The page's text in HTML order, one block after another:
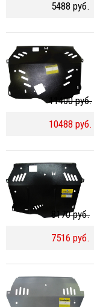
5488 руб.
11400 руб.
10488 руб.
8170 руб.
7516 руб.